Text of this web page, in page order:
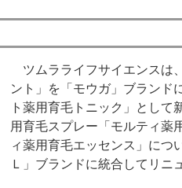
ツムラライフサイエンスは
ント」を「モウガ」ブランド
ト薬用育毛トニック」として
用育毛スプレー「モルティ薬
ィ薬用育毛エッセンス」につ
Ｌ」ブランドに統合してリニ